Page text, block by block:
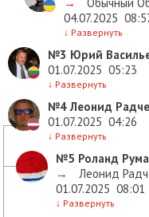
04.07.2025
↓ Развернуть
№3 Юрий
01.07.2025 05:23
↓ Развернуть
№4Леонид
01.07.2025 04:26
↓ Развернуть
№5 Роланд
→
Леонид
01.07.2025 08:01
↓ Развернуть